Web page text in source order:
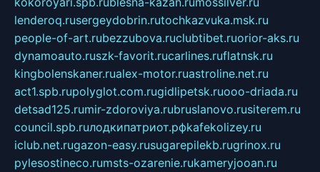
lenderoq.rusergeydobrin.rutochkazvuka.msk.ru
people-of-art.rubezzubova.ruclubtibet.ruorior-aks.ru
dynamoauto.ruszk-favorit.rucarlines.ruflatnsk.ru
kingbolenskaner.rualex-motor.ruastroline.net.ru
act1.spb.rupolyglot.com.rugidlipetsk.ruooo-driada.ru
detsad125.rumir-zdoroviya.rubruslanovo.rusiterem.ru
council.spb.ruлодкипатриот.рфkafekolizey.ru
iclub.net.rugazon-easy.rusugarepilekb.rugrinox.ru
pylesostineco.rumsts-ozarenie.rukameryjooan.ru